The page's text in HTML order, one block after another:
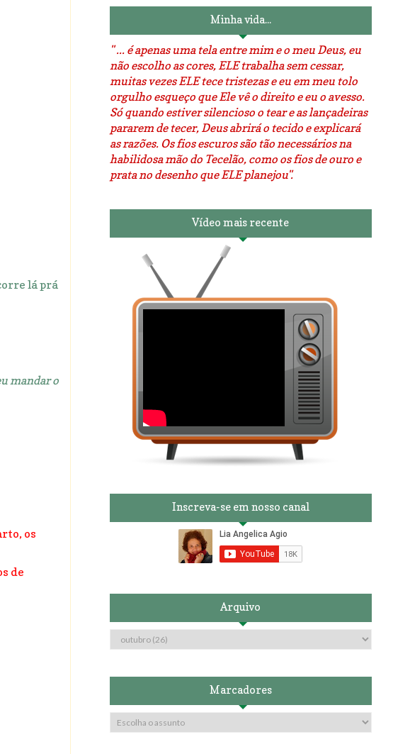
lá prá
mandar o
os
de
Minha vida...
" ... é apenas uma tela entre mim e o meu Deus, eu
não escolho as cores, ELE trabalha sem cessar,
muitas vezes ELE tece tristezas e eu em meu tolo
orgulho esqueço que Ele vê o direito e eu o avesso.
Só quando estiver silencioso o tear e as lançadeiras
pararem de tecer, Deus abrirá o tecido e explicará
as razões. Os fios escuros são tão necessários na
habilidosa mão do Tecelão, como os fios de ouro e
prata no desenho que ELE planejou".
Vídeo mais recente
Inscreva-se em nosso canal
Arquivo
Marcadores